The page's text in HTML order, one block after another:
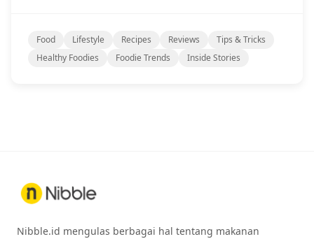
Food Lifestyle Recipes Reviews
Tips & Tricks
Healthy Foodies
Foodie Trends Inside Stories
Nibble.id mengulas berbagai hal tentang makanan